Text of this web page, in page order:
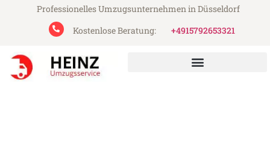
Professionelles Umzugsunternehmen in Düsseldorf
Kostenlose Beratung:
+4915792653321